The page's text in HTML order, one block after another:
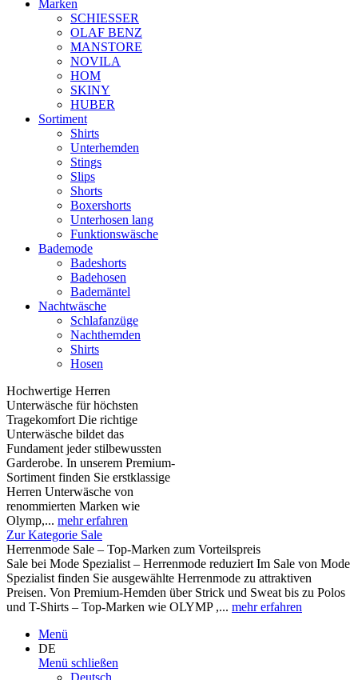
Marken
SCHIESSER
OLAF BENZ
MANSTORE
NOVILA
HOM
SKINY
HUBER
Sortiment
Shirts
Unterhemden
Stings
Slips
Shorts
Boxershorts
Unterhosen lang
Funktionswäsche
Bademode
Badeshorts
Badehosen
Bademäntel
Nachtwäsche
Schlafanzüge
Nachthemden
Shirts
Hosen
Hochwertige Herren
Unterwäsche für höchsten
Tragekomfort Die richtige
Unterwäsche bildet das
Fundament jeder stilbewussten
Garderobe. In unserem Premium-
Sortiment finden Sie erstklassige
Herren Unterwäsche von
renommierten Marken wie
Olymp,... mehr erfahren
Zur Kategorie Sale
Herrenmode Sale – Top-Marken zum Vorteilspreis
Sale bei Mode Spezialist – Herrenmode reduziert Im Sale von Mode
Spezialist finden Sie ausgewählte Herrenmode zu attraktiven
Preisen. Von Premium-Hemden über Strick und Sweat bis zu Polos
und T-Shirts – Top-Marken wie OLYMP ,... mehr erfahren
Menü
DE
Menü schließen
Deutsch